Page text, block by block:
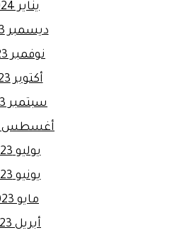
يناير 2024
ديسمبر 2023
نوفمبر 2023
أكتوبر 2023
سبتمبر 2023
أغسطس
يوليو 2023
يونيو 2023
مايو 2023
أبريل 2023